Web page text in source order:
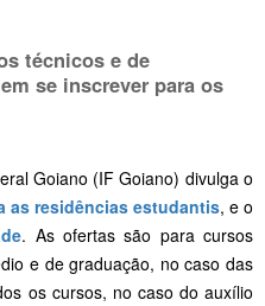
técnicos e de
se inscrever para os
Goiano (IF Goiano) divulga o
as residências estudantis, e o
. As ofertas são para cursos
e de graduação, no caso das
os cursos, no caso do auxílio